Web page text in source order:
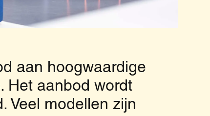
aan hoogwaardige
Het aanbod wordt
Veel modellen zijn